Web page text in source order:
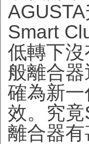
Smart
低轉下
般離合
確為新
效。究
離合器